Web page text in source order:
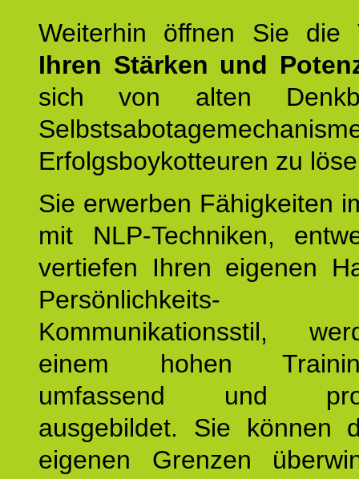
Weiterhin öffnen Sie
Ihren Stärken und
sich von alten
Erfolgsboykotteuren zu
Sie erwerben Fähigkeiten
mit NLP-Techniken,
vertiefen Ihren eigenen
Kommunikationsstil,
einem hohen
umfassend und
ausgebildet. Sie können
eigenen Grenzen